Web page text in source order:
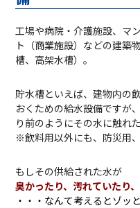
工場や病院・介護施設、マ
ト（商業施設）などの建築
槽、高架水槽）。
貯水槽といえば、建物内の
おくための給水設備ですが
り前のようにその水に触れ
※飲料用以外にも、防災用
もしその供給された水が
臭かったり、汚れていたり
・・・なんて考えるとゾッ